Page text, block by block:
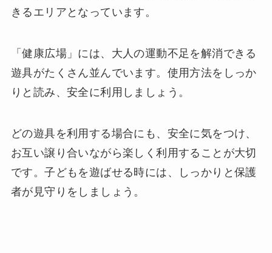
きるエリアとなっています。
「健康広場」には、大人の運動不足を解消できる
遊具がたくさん並んでいます。使用方法をしっか
りと読み、安全に利用しましょう。
どの遊具を利用する場合にも、安全に気をつけ、
お互い譲り合いながら楽しく利用することが大切
です。子どもを遊ばせる時には、しっかりと保護
者が見守りをしましょう。